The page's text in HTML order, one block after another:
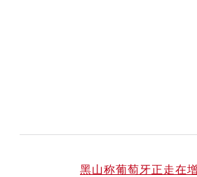
黑山称葡萄牙正走在